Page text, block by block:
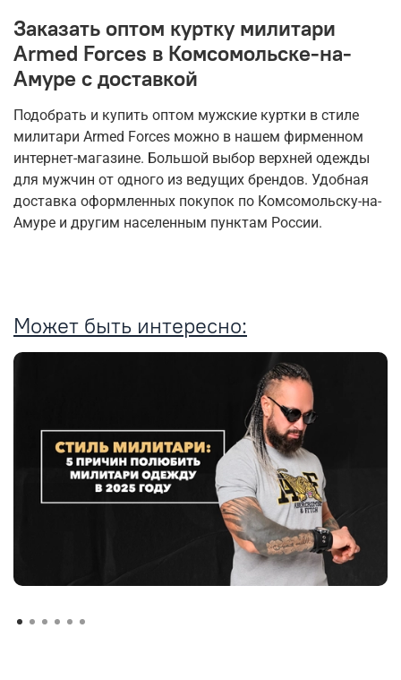
Заказать оптом куртку милитари
Armed Forces в Комсомольске-на-
Амуре с доставкой
Подобрать и купить оптом мужские куртки в стиле
милитари Armed Forces можно в нашем фирменном
интернет-магазине. Большой выбор верхней одежды
для мужчин от одного из ведущих брендов. Удобная
доставка оформленных покупок по Комсомольску-на-
Амуре и другим населенным пунктам России.
Может быть интересно: